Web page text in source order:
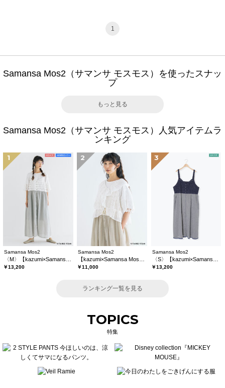
1
Samansa Mos2（サマンサ モスモス）を使ったスナッ
プ
もっと見る
Samansa Mos2（サマンサ モスモス）人気アイテムラ
ンキング
1
Samansa Mos2
￥13,200
2
Samansa Mos2
￥11,000
3
Samansa Mos2
￥13,200
ランキング一覧を見る
TOPICS
特集